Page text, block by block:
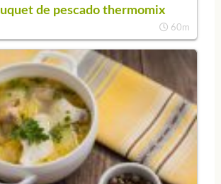
de pescado thermomix
60m